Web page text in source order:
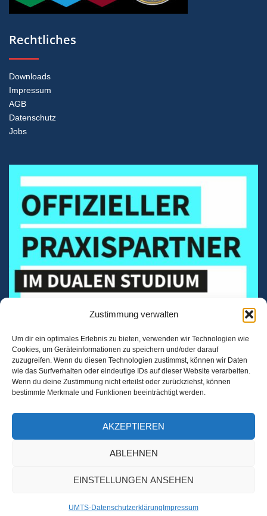
Zustimmung verwalten
Um dir ein optimales Erlebnis zu bieten, verwenden wir Technologien wie
Cookies, um Geräteinformationen zu speichern und/oder darauf
zuzugreifen. Wenn du diesen Technologien zustimmst, können wir Daten
wie das Surfverhalten oder eindeutige IDs auf dieser Website verarbeiten.
Wenn du deine Zustimmung nicht erteilst oder zurückziehst, können
bestimmte Merkmale und Funktionen beeinträchtigt werden.
AKZEPTIEREN
ABLEHNEN
EINSTELLUNGEN ANSEHEN
UMTS-Datenschutzerklärung Impressum
Rechtliches
Downloads
Impressum
AGB
Datenschutz
Jobs